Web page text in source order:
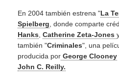
En 2004 también estrena "La
Spielberg , donde comparte
Hanks Catherine Zeta-Jones
también "Criminales", una
producida por George Clooney
John C. Reilly.